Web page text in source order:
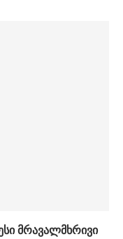
მრავალმხრივი